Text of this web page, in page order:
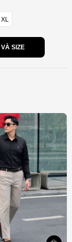
XL
SIZE